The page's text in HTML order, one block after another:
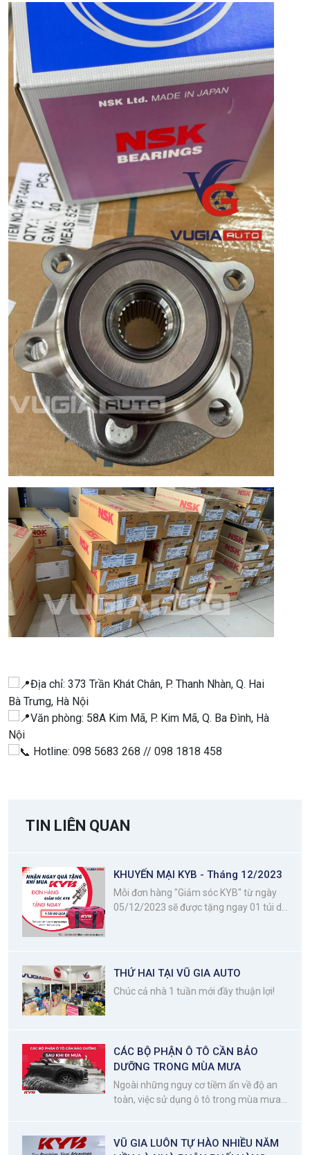
Địa chỉ: 373 Trần Khát Chân, P. Thanh Nhàn, Q. Hai
Bà Trưng, Hà Nội
Văn phòng: 58A Kim Mã, P. Kim Mã, Q. Ba Đình, Hà
Nội
Hotline: 098 5683 268 // 098 1818 458
TIN LIÊN QUAN
KHUYẾN MẠI KYB - Tháng 12/2023
Mỗi đơn hàng "Giảm sóc KYB" từ ngày
05/12/2023 sẽ được tặng ngay 01 túi du
THỨ HAI TẠI VŨ GIA AUTO
Chúc cả nhà 1 tuần mới đầy thuận lợi!
CÁC BỘ PHẬN Ô TÔ CẦN BẢO
DƯỠNG TRONG MÙA MƯA
Ngoài những nguy cơ tiềm ẩn về độ an
toàn, việc sử dụng ô tô trong mùa mưa
chi tiết ở khu vực gầm xe.
VŨ GIA LUÔN TỰ HÀO NHIỀU NĂM